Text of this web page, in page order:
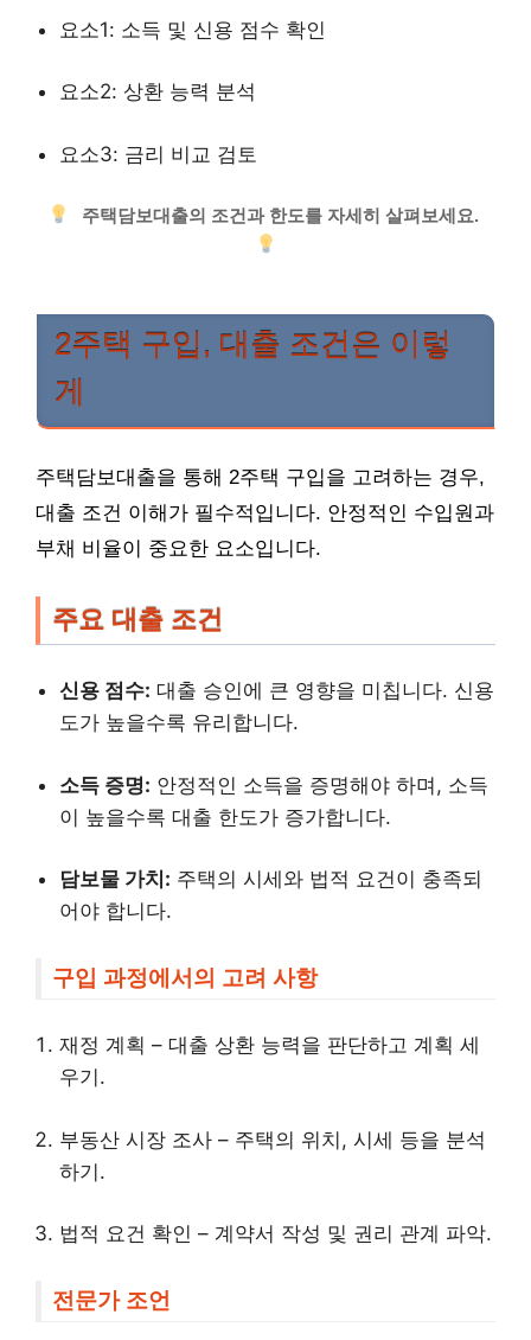
요소1: 소득 및 신용 점수 확인
요소2: 상환 능력 분석
요소3: 금리 비교 검토
주택담보대출의 조건과 한도를 자세히 살펴보세요.
2주택 구입, 대출 조건은 이렇
게
주택담보대출을 통해 2주택 구입을 고려하는 경우,
대출 조건 이해가 필수적입니다. 안정적인 수입원과
부채 비율이 중요한 요소입니다.
주요 대출 조건
신용 점수: 대출 승인에 큰 영향을 미칩니다. 신용
도가 높을수록 유리합니다.
소득 증명: 안정적인 소득을 증명해야 하며, 소득
이 높을수록 대출 한도가 증가합니다.
담보물 가치: 주택의 시세와 법적 요건이 충족되
어야 합니다.
구입 과정에서의 고려 사항
재정 계획 – 대출 상환 능력을 판단하고 계획 세
우기.
부동산 시장 조사 – 주택의 위치, 시세 등을 분석
하기.
법적 요건 확인 – 계약서 작성 및 권리 관계 파악.
전문가 조언